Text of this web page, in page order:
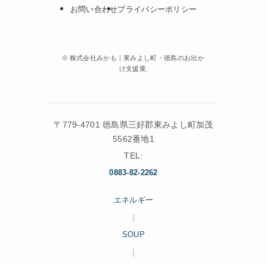
お問い合わせプライバシーポリシー
© 株式会社みかも｜東みよし町・徳島のお出か
け支援業.
〒779-4701 徳島県三好郡東みよし町加茂
5562番地1
TEL:
0883-82-2262
エネルギー
SOUP